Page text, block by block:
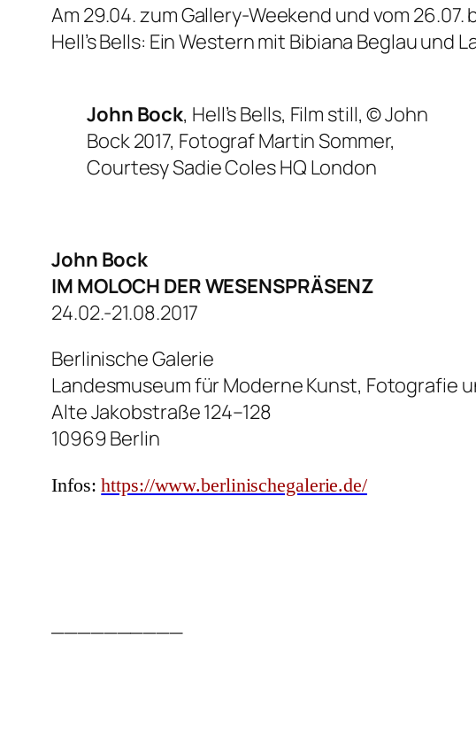
Am 29.04. zum Gallery-Weekend und vom
Hell’s Bells: Ein Westernmit Bibiana Beglau und
John Bock, Hell’s Bells, Film still, ©John
Bock 2017, Fotograf Martin Sommer,
Courtesy Sadie Coles HQ London
John Bock
IM MOLOCH DER WESENSPRÄSENZ
24.02.-21.08.2017
Berlinische Galerie
Landesmuseum für Moderne Kunst, Fotografie
Alte Jakobstraße 124–128
10969 Berlin
Infos:https://www.berlinischegalerie.de/